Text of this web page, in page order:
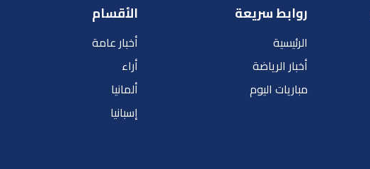
روابط سريعة
الرئيسية
أخبار الرياضة
مباريات اليوم
الأقسام
أخبار عامة
أراء
ألمانيا
إسبانيا